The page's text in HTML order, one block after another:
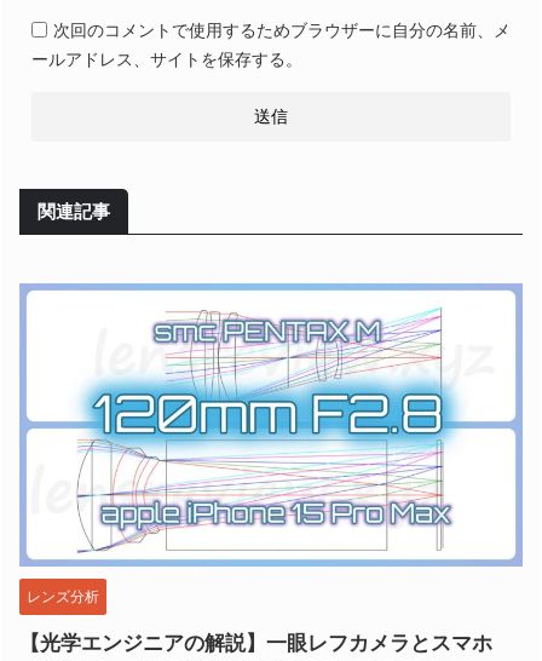
次回のコメントで使用するためブラウザーに自分の名前、メ
ールアドレス、サイトを保存する。
関連記事
レンズ分析
【光学エンジニアの解説】一眼レフカメラとスマホ